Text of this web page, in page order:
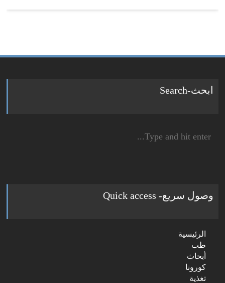
ابحث-Search
for:
وصول سريع- Quick access
الرئيسية
طب
أبحاث
كورونا
تغذية